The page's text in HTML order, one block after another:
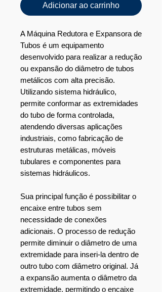
Adicionar ao carrinho
A Máquina Redutora e Expansora de
Tubos é um equipamento
desenvolvido para realizar a redução
ou expansão do diâmetro de tubos
metálicos com alta precisão.
Utilizando sistema hidráulico,
permite conformar as extremidades
do tubo de forma controlada,
atendendo diversas aplicações
industriais, como fabricação de
estruturas metálicas, móveis
tubulares e componentes para
sistemas hidráulicos.
Sua principal função é possibilitar o
encaixe entre tubos sem
necessidade de conexões
adicionais. O processo de redução
permite diminuir o diâmetro de uma
extremidade para inseri-la dentro de
outro tubo com diâmetro original. Já
a expansão aumenta o diâmetro da
extremidade, permitindo o encaixe